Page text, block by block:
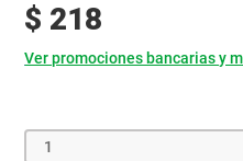
$ 218
Ver promociones bancarias y
1